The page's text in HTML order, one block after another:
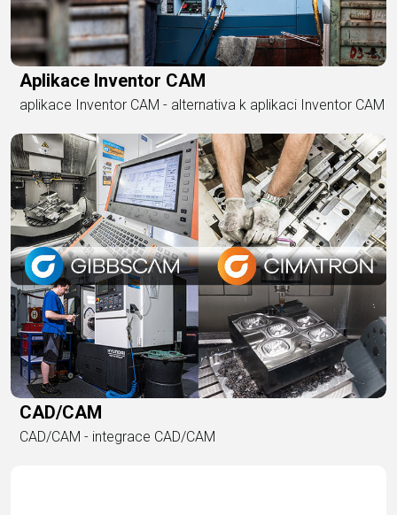
Aplikace Inventor CAM
aplikace Inventor CAM - alternativa k aplikaci Inventor CAM
CAD/CAM
CAD/CAM - integrace CAD/CAM